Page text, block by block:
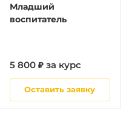
Младший
воспитатель
5 800 ₽ за курс
Оставить заявку